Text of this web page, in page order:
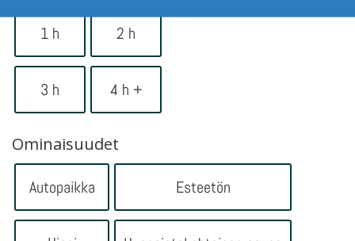
1 h 2 h
3 h 4 h +
Ominaisuudet
Autopaikka Esteetön